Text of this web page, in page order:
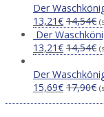
Der
13,21€ 14,54€
Der
13,21€ 14,54€
Der
15,69€ 17,90€